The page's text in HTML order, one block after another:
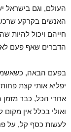
העולם, וגם בישראל
האנשים בקרקע
חייהם ויכול להיות
הדברים שאף פעם
בפעם הבאה,
יפליא אותי קצת
אחרי הכל, כבר מזמן
ואולי בכלל אין
לעשות כסף קל, על